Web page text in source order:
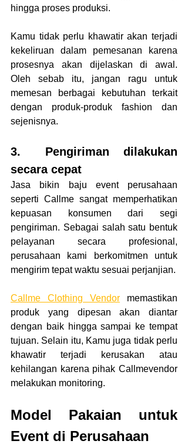
hingga proses produksi.
Kamu tidak perlu khawatir akan terjadi
kekeliruan dalam pemesanan karena
prosesnya akan dijelaskan di awal.
Oleh sebab itu, jangan ragu untuk
memesan berbagai kebutuhan terkait
dengan produk-produk fashion dan
sejenisnya.
3.	Pengiriman dilakukan
secara cepat
Jasa bikin baju event perusahaan
seperti Callme sangat memperhatikan
kepuasan konsumen dari segi
pengiriman. Sebagai salah satu bentuk
pelayanan secara profesional,
perusahaan kami berkomitmen untuk
mengirim tepat waktu sesuai perjanjian.
Callme Clothing Vendor memastikan
produk yang dipesan akan diantar
dengan baik hingga sampai ke tempat
tujuan. Selain itu, Kamu juga tidak perlu
khawatir terjadi kerusakan atau
kehilangan karena pihak Callmevendor
melakukan monitoring.
Model Pakaian untuk
Event di Perusahaan